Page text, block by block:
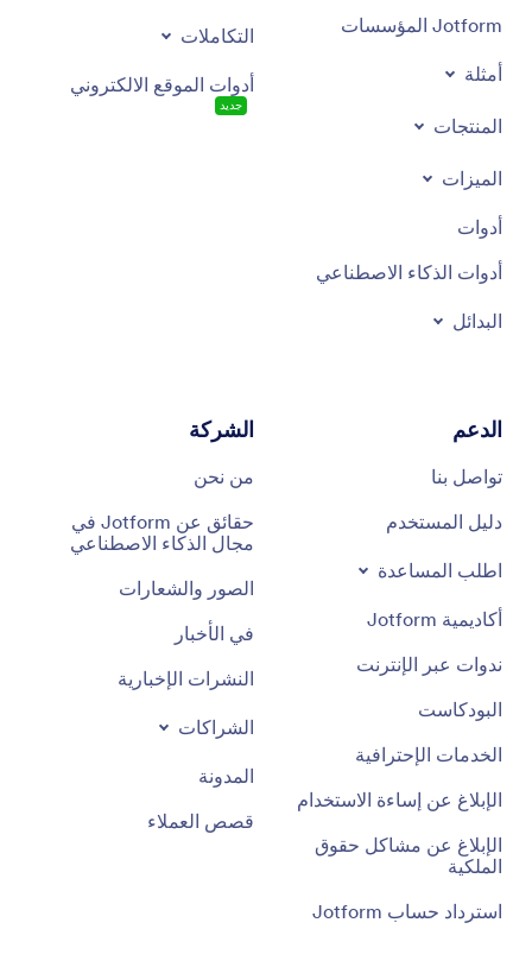
Jotform المؤسسات
أمثلة
المنتجات
الميزات
أدوات
أدوات الذكاء الاصطناعي
البدائل
التكاملات
أدوات الموقع الالكتروني
جديد
الدعم
تواصل بنا
دليل المستخدم
اطلب المساعدة
أكاديمية Jotform
ندوات عبر الإنترنت
البودكاست
الخدمات الإحترافية
الإبلاغ عن إساءة الاستخدام
الإبلاغ عن مشاكل حقوق
الملكية
استرداد حساب Jotform
الشركة
من نحن
حقائق عن Jotform في
مجال الذكاء الاصطناعي
الصور والشعارات
في الأخبار
النشرات الإخبارية
الشراكات
المدونة
قصص العملاء